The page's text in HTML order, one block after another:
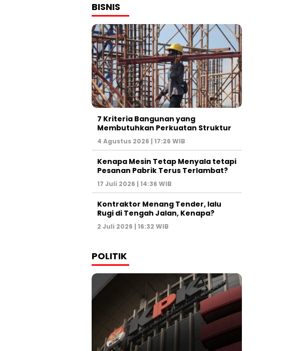
BISNIS
7 Kriteria Bangunan yang
Membutuhkan Perkuatan Struktur
4 Agustus 2026 | 17:26 WIB
Kenapa Mesin Tetap Menyala tetapi
Pesanan Pabrik Terus Terlambat?
17 Juli 2026 | 14:36 WIB
Kontraktor Menang Tender, lalu
Rugi di Tengah Jalan, Kenapa?
2 Juli 2026 | 16:32 WIB
POLITIK